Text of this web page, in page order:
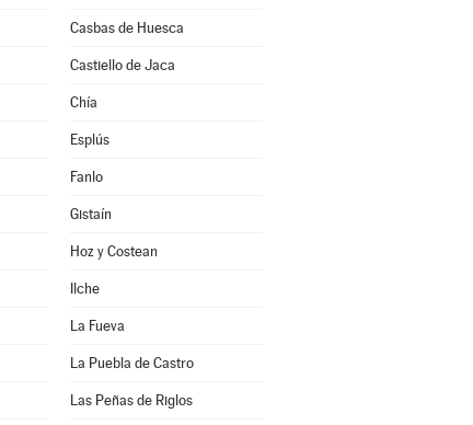
Casbas de Huesca
Castiello de Jaca
Chía
Esplús
Fanlo
Gistaín
Hoz y Costean
Ilche
La Fueva
La Puebla de Castro
Las Peñas de Riglos